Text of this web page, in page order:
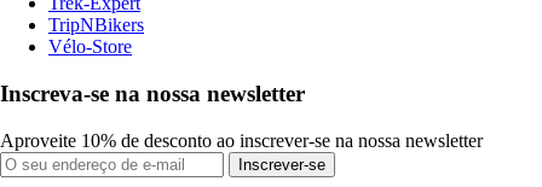
TripNBikers
Vélo-Store
Inscreva-se na nossa newsletter
Aproveite 10% de desconto ao inscrever-se na nossa newsletter
Inscrever-se